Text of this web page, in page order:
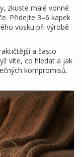
zkuste malé vonné
Přidejte 3–6 kapek
vosku při výrobě
a často
víte, co hledat a jak
kompromisů.